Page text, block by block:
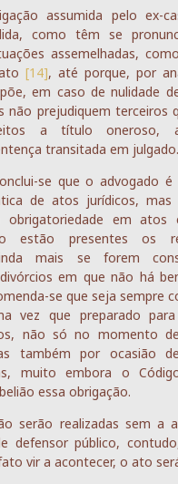
assumida pelo ex-
como têm se
assemelhadas,
[14], até porque, por
em caso de nulidade
não prejudiquem terceiros
a título oneroso,
transitada em julgado.
se que o advogado é
de atos jurídicos, mas
em atos
estão presentes os
mais se forem
em que não há
se que seja sempre
vez que preparado
não só no momento
também por ocasião
muito embora o
essa obrigação.
serão realizadas sem a
defensor público,
vir a acontecer, o ato